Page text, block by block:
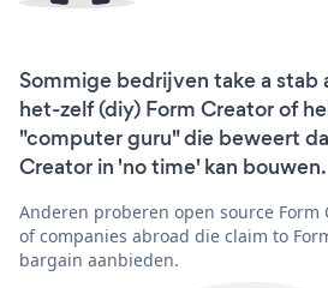
Sommige bedrijven take a stab
het-zelf (diy) Form Creator of
"computer guru" die beweert
Creator in 'no time' kan bouwen.
Anderen proberen open source Form
of companies abroad die claim to
bargain aanbieden.